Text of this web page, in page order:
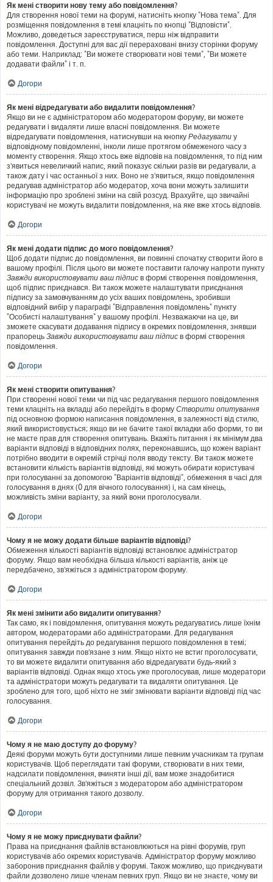
Як мені створити нову тему або повідомлення?
Для створення нової теми на форумі, натисніть кнопку "Нова тема". Для
розміщення повідомлення в темі клацніть по кнопці "Відповісти".
Можливо, доведеться зареєструватися, перш ніж відправити
повідомлення. Доступні для вас дії перераховані внизу сторінки форуму
або теми. Наприклад: "Ви можете створювати нові теми", "Ви можете
додавати файли" і т. п.
Догори
Як мені відредагувати або видалити повідомлення?
Якщо ви не є адміністратором або модератором форуму, ви можете
редагувати і видаляти лише власні повідомлення. Ви можете
відредагувати повідомлення, натиснувши на кнопку Редагувати у
відповідному повідомленні, інколи лише протягом обмеженого часу з
моменту створення. Якщо хтось вже відповів на повідомлення, то під ним
з'явиться невеличкий напис, який показує скільки разів ви редагували, а
також дату і час останньої з них. Воно не з'явиться, якщо повідомлення
редагував адміністратор або модератор, хоча вони можуть залишити
інформацію про зроблені зміни на свій розсуд. Врахуйте, що звичайні
користувачі не можуть видалити повідомлення, на яке вже хтось відповів.
Догори
Як мені додати підпис до мого повідомлення?
Щоб додати підпис до повідомлення, ви повинні спочатку створити його в
вашому профілі. Після цього ви можете поставити галочку напроти пункту
Завжди використовувати ваш підпис в формі створення повідомлення,
щоб підпис приєднався. Ви також можете налаштувати приєднання
підпису за замовчуванням до усіх ваших повідомлень, зробивши
відповідний вибір у параграфі "Відправлення повідомлень" пункту
"Особисті налаштування" у вашому профілі. Незважаючи на це, ви
зможете скасувати додавання підпису в окремих повідомлення, знявши
прапорець Завжди використовувати ваш підпис в формі створення
повідомлення.
Догори
Як мені створити опитування?
При створенні нової теми чи під час редагування першого повідомлення
теми клацніть на вкладці або перейдіть в форму Створити опитування
під основною формою написання повідомлення, в залежності від стилю,
який використовується; якщо ви не бачите такої вкладки або форми, то ви
не маєте прав для створення опитувань. Вкажіть питання і як мінімум два
варіанти відповіді в відповідних полях, переконавшись, що кожен варіант
потрібно вводити в окремій стрічці поля вводу тексту. Ви також можете
встановити кількість варіантів відповіді, які можуть обирати користувачі
при голосуванні за допомогою "Варіантів відповіді", обмеження в часі для
голосування в днях (0 для вічного голосування) і, на сам кінець,
можливість зміни варіанту, за який вони проголосували.
Догори
Чому я не можу додати більше варіантів відповіді?
Обмеження кількості варіантів відповіді встановлює адміністратор
форуму. Якщо вам необхідна більша кількості варіантів, аніж це
передбачено, зв'яжіться з адміністратором форуму.
Догори
Як мені змінити або видалити опитування?
Так само, як і повідомлення, опитування можуть редагуватись лише їхнім
автором, модераторами або адміністраторами. Для редагування
опитування перейдіть до редагування першого повідомлення в темі;
опитування завжди пов'язане з ним. Якщо ніхто не встиг проголосувати,
то ви можете видалити опитування або відредагувати будь-який з
варіантів відповіді. Однак якщо хтось уже проголосував, лише модератори
та адміністратори можуть редагувати та видаляти опитування. Це
зроблено для того, щоб ніхто не зміг змінювати варіанти відповіді під час
голосування.
Догори
Чому я не маю доступу до форуму?
Деякі форуми можуть бути доступними лише певним учасникам та групам
користувачів. Щоб переглядати такі форуми, створювати в них теми,
надсилати повідомлення, вчиняти інші дії, вам може знадобитися
спеціальний дозвіл. Зв'яжіться з модератором або адміністратором
форуму для отримання такого дозволу.
Догори
Чому я не можу приєднувати файли?
Права на приєднання файлів встановлюються на рівні форумів, груп
користувачів або окремих користувачів. Адміністратор форуму можливо
заборонив приєднання файлів у форумі. Також можливо, що приєднувати
файли дозволено лише членам певних груп. Якщо ви не знаєте, чому ви